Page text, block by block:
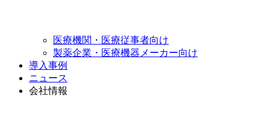
医療機関・ 医療従事者向け
製薬企業・医療機器 メーカー向け
導入事例
ニュース
会社情報